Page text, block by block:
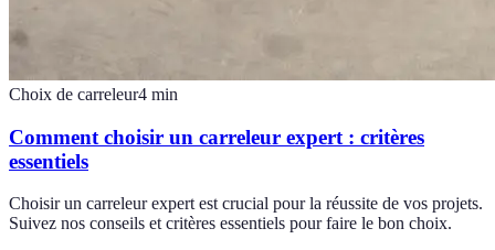
Choix de carreleur4 min
Comment choisir un carreleur expert : critères
essentiels
Choisir un carreleur expert est crucial pour la réussite de vos projets.
Suivez nos conseils et critères essentiels pour faire le bon choix.